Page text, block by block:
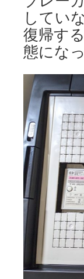
してい
復帰す
態になっ